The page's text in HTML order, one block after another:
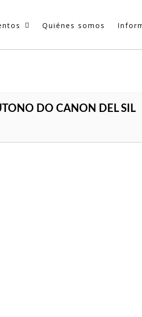
Quiénes somos
DO CANON DEL SIL